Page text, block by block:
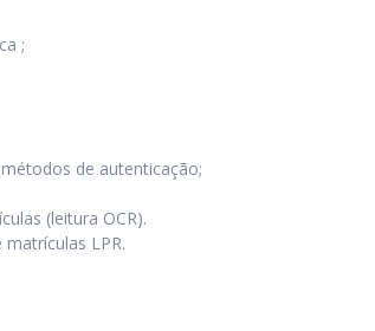
;
de autenticação;
(leitura OCR).
LPR.